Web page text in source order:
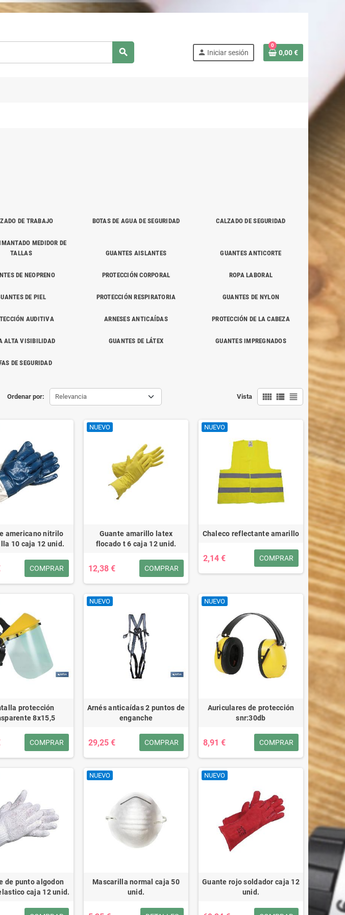
search person Iniciar sesión
0
0,00 €
DE TRABAJO BOTAS DE AGUA DE SEGURIDAD CALZADO DE SEGURIDAD
MEDIDOR DE
TALLAS
GUANTES AISLANTES GUANTES ANTICORTE
DE NEOPRENO PROTECCIÓN CORPORAL ROPA LABORAL
DE PIEL PROTECCIÓN RESPIRATORIA GUANTES DE NYLON
AUDITIVA ARNESES ANTICAÍDAS PROTECCIÓN DE LA CABEZA
ALTA VISIBILIDAD GUANTES DE LÁTEX GUANTES IMPREGNADOS
DE SEGURIDAD
Ordenar por: Relevancia Vista view_comfy view_list view_headline
americano nitrilo
10 caja 12 unid.
COMPRAR
NUEVO
Guante amarillo latex
flocado t 6 caja 12 unid.
12,38 € COMPRAR
NUEVO
Chaleco reflectante amarillo
2,14 € COMPRAR
protección
8x15,5
COMPRAR
NUEVO
Arnés anticaídas 2 puntos de
enganche
29,25 € COMPRAR
NUEVO
Auriculares de protección
snr:30db
8,91 € COMPRAR
de punto algodon
caja 12 unid.
NUEVO
Mascarilla normal caja 50
unid.
NUEVO
Guante rojo soldador caja 12
unid.